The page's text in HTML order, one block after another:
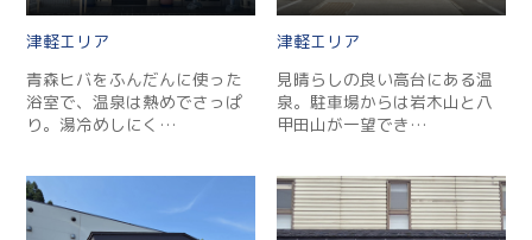
津軽
青森ヒバをふんだんに使った
浴室で、温泉は熱めでさっぱ
り。湯冷めしにく…
津軽
見晴らしの良い高台にある温
泉。駐車場からは岩木山と八
甲田山が一望でき…
Copy URL